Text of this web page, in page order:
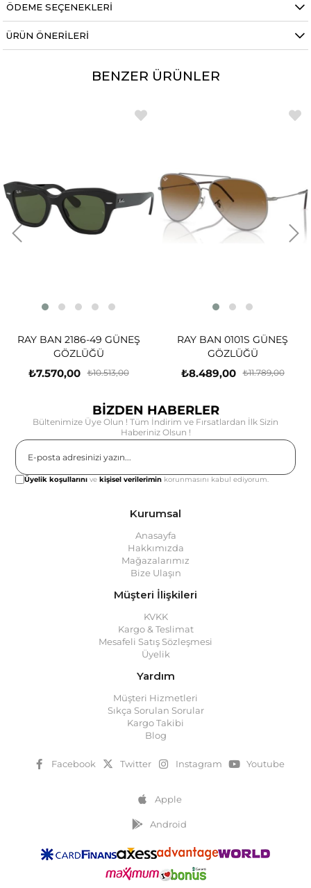
ÖDEME SEÇENEKLERI
ÜRÜN ÖNERILERI
BENZER ÜRÜNLER
RAY BAN 2186-49 GÜNEŞ
GÖZLÜĞÜ
₺7.570,00 ₺10.513,00
RAY BAN 0101S GÜNEŞ
GÖZLÜĞÜ
₺8.489,00 ₺11.789,00
BİZDEN HABERLER
Bültenimize Üye Olun ! Tüm İndirim ve Fırsatlardan İlk Sizin
Haberiniz Olsun !
Üyelik koşullarını vekişisel verilerimin korunmasını kabul ediyorum.
Kurumsal
Anasayfa
Hakkımızda
Mağazalarımız
Bize Ulaşın
Müşteri İlişkileri
KVKK
Kargo & Teslimat
Mesafeli Satış Sözleşmesi
Üyelik
Yardım
Müşteri Hizmetleri
Sıkça Sorulan Sorular
Kargo Takibi
Blog
Facebook Twitter Instagram Youtube
Apple
Android